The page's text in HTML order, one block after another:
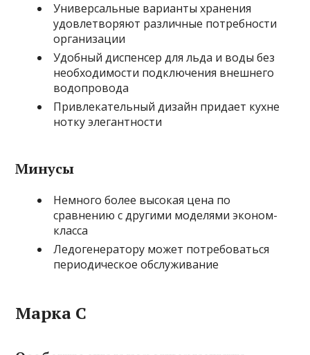
Универсальные варианты хранения
удовлетворяют различные потребности
организации
Удобный диспенсер для льда и воды без
необходимости подключения внешнего
водопровода
Привлекательный дизайн придает кухне
нотку элегантности
Минусы
Немного более высокая цена по
сравнению с другими моделями эконом-
класса
Ледогенератору может потребоваться
периодическое обслуживание
Марка С